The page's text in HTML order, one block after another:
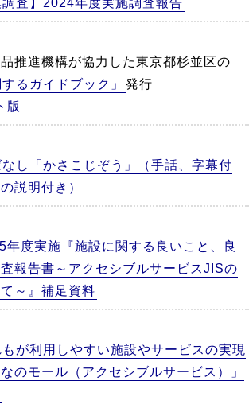
品推進機構が協力した東京都杉並区の
るガイドブック」
発行
版
なし「かさこじぞう」（手話、字幕付
説明付き）
年度実施『施設に関する良いこと、良
報告書～アクセシブルサービスJISの
～』補足資料
もが利用しやすい施設やサービスの実現
のモール（アクセシブルサービス）」